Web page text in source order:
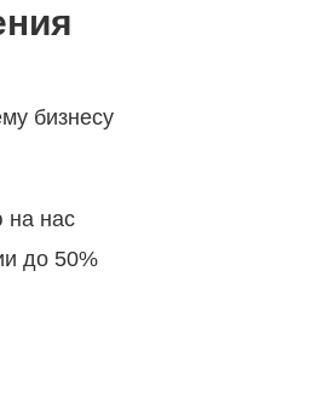
бизнесу
на нас
до 50%